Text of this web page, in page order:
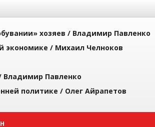
хозяев / Владимир Павленко
экономике / Михаил Челноков
Владимир Павленко
политике / Олег Айрапетов